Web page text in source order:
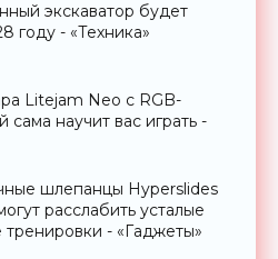
экскаватор будет
году - «Техника»
Litejam Neo с RGB-
сама научит вас играть -
шлепанцы Hyperslides
расслабить усталые
тренировки - «Гаджеты»